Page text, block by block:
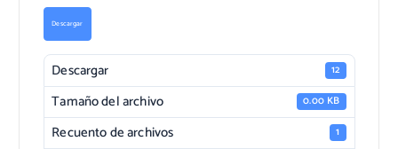
Descargar
Descargar 12
Tamaño del archivo 0.00 KB
Recuento de archivos 1